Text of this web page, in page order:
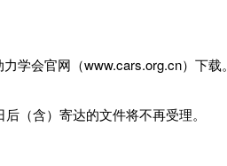
学会官网（www.cars.org.cn）下载。
（含）寄达的文件将不再受理。